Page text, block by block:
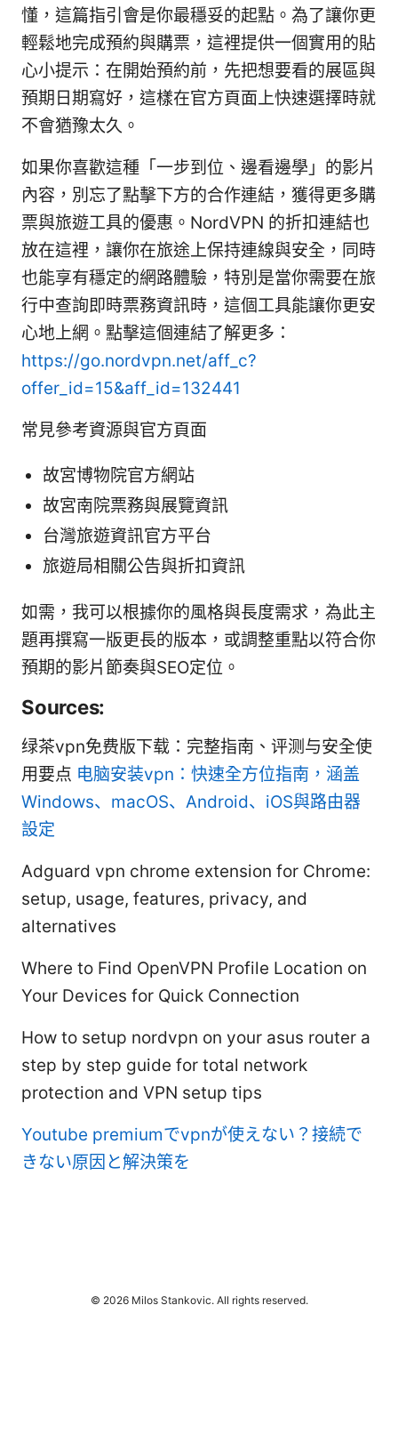
懂，這篇指引會是你最穩妥的起點。為了讓你更
輕鬆地完成預約與購票，這裡提供一個實用的貼
心小提示：在開始預約前，先把想要看的展區與
預期日期寫好，這樣在官方頁面上快速選擇時就
不會猶豫太久。
如果你喜歡這種「一步到位、邊看邊學」的影片
內容，別忘了點擊下方的合作連結，獲得更多購
票與旅遊工具的優惠。NordVPN 的折扣連結也
放在這裡，讓你在旅途上保持連線與安全，同時
也能享有穩定的網路體驗，特別是當你需要在旅
行中查詢即時票務資訊時，這個工具能讓你更安
心地上網。點擊這個連結了解更多：
https://go.nordvpn.net/aff_c?
offer_id=15&aff_id=132441
常見參考資源與官方頁面
故宮博物院官方網站
故宮南院票務與展覽資訊
台灣旅遊資訊官方平台
旅遊局相關公告與折扣資訊
如需，我可以根據你的風格與長度需求，為此主
題再撰寫一版更長的版本，或調整重點以符合你
預期的影片節奏與SEO定位。
Sources:
绿茶vpn免费版下载：完整指南、评测与安全使
用要点 电脑安装vpn：快速全方位指南，涵盖
Windows、macOS、Android、iOS與路由器
設定
Adguard vpn chrome extension for Chrome:
setup, usage, features, privacy, and
alternatives
Where to Find OpenVPN Profile Location on
Your Devices for Quick Connection
How to setup nordvpn on your asus router a
step by step guide for total network
protection and VPN setup tips
Youtube premiumでvpnが使えない？接続で
きない原因と解決策を
© 2026 Milos Stankovic. All rights reserved.